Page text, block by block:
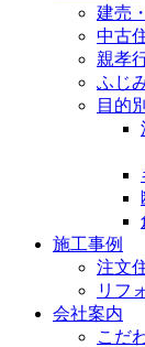
建売
中古
親孝
ふじ
目的
施工事例
注文
リフ
会社案内
こだ